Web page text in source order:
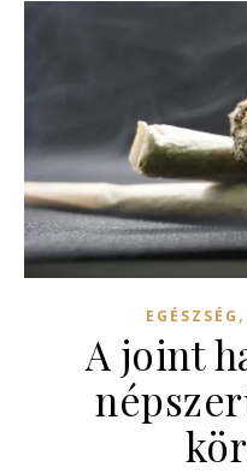
EGÉSZSÉG ,
A joint